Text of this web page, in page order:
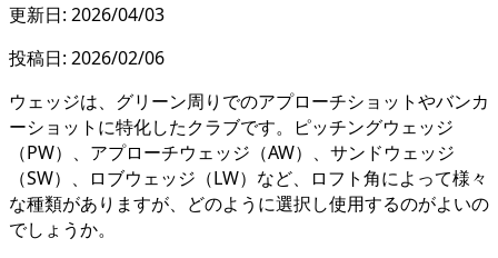
更新日: 2026/04/03
投稿日: 2026/02/06
ウェッジは、グリーン周りでのアプローチショットやバンカ
ーショットに特化したクラブです。ピッチングウェッジ
（PW）、アプローチウェッジ（AW）、サンドウェッジ
（SW）、ロブウェッジ（LW）など、ロフト角によって様々
な種類がありますが、どのように選択し使用するのがよいの
でしょうか。